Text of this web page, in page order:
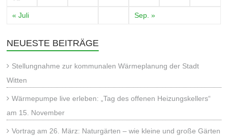
« Juli Sep. »
NEUESTE BEITRÄGE
Stellungnahme zur kommunalen Wärmeplanung der Stadt
Witten
Wärmepumpe live erleben: „Tag des offenen Heizungskellers“
am 15. November
Vortrag am 26. März: Naturgärten – wie kleine und große Gärten